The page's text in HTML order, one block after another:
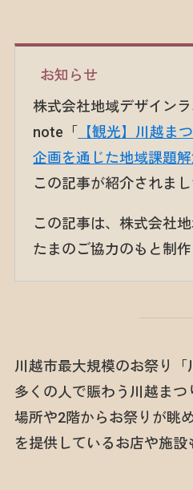
お知らせ
株式会社地域デザイン
note「
【観光】川越ま
企画を通じた地域課題
この記事が紹介されまし
この記事は、株式会社
たまのご協力のもと制作
川越市最大規模のお祭り「
多くの人で賑わう川越ま
場所や2階からお祭りが眺
を提供しているお店や施設